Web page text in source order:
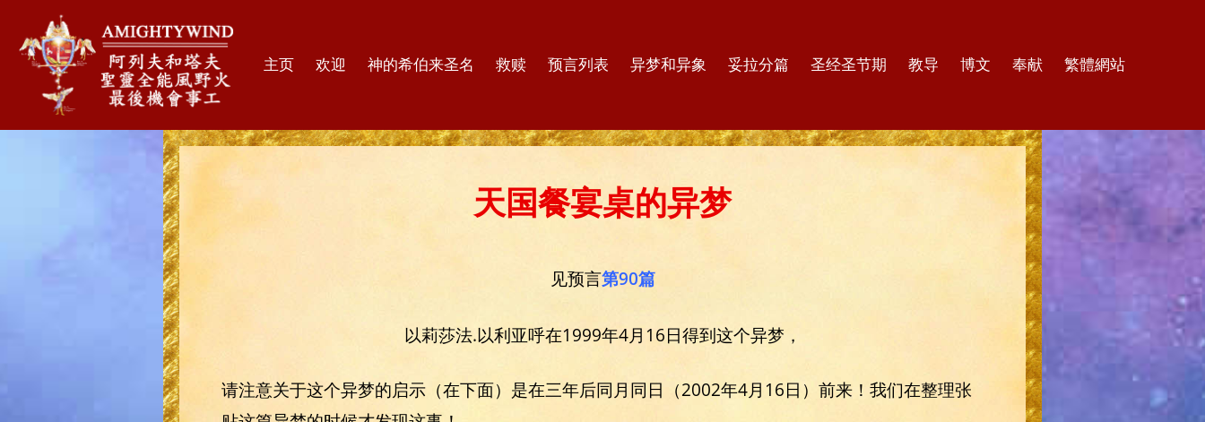
主页 欢迎 神的希伯来圣名 救赎 预言列表 异梦和异象 妥拉分篇 圣经圣节期 教导 博文 奉献 繁體網站
天国餐宴桌的异梦
见预言第90篇
以莉莎法.以利亚呼在1999年4月16日得到这个异梦，
请注意关于这个异梦的启示（在下面）是在三年后同月同日（2002年4月16日）前来！我们在整理张